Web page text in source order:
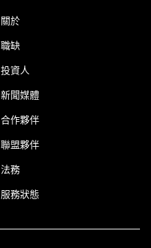
關於
職缺
投資人
新聞媒體
合作夥伴
聯盟夥伴
法務
服務狀態